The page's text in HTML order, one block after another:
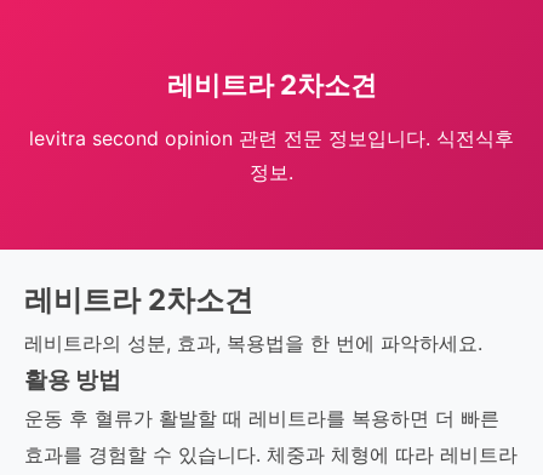
레비트라 2차소견
levitra second opinion 관련 전문 정보입니다. 식전식후
정보.
레비트라 2차소견
레비트라의 성분, 효과, 복용법을 한 번에 파악하세요.
활용 방법
운동 후 혈류가 활발할 때 레비트라를 복용하면 더 빠른
효과를 경험할 수 있습니다. 체중과 체형에 따라 레비트라